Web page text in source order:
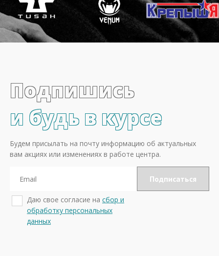
Подпишись
и будь в курсе
Будем присылать на почту информацию об актуальных
вам акциях или изменениях в работе центра.
Даю свое согласие на сбор и
обработку персональных
данных